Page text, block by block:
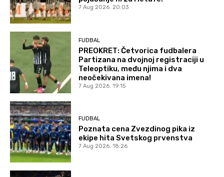
7 Aug 2026. 20:03
FUDBAL
PREOKRET: Četvorica fudbalera
Partizana na dvojnoj registraciji u
Teleoptiku, među njima i dva
neočekivana imena!
7 Aug 2026. 19:15
FUDBAL
Poznata cena Zvezdinog pika iz
ekipe hita Svetskog prvenstva
7 Aug 2026. 18:26